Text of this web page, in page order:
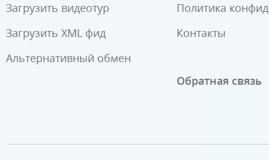
Загрузить видеотур
Загрузить XML фид
Альтернативный обмен
Политика
Контакты
Обратная связь